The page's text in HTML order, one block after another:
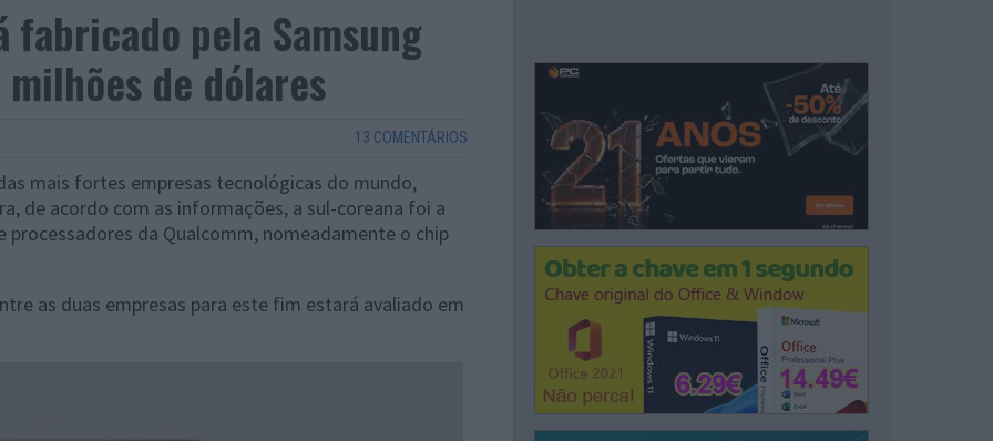
fabricado pela Samsung
de dólares
13 COMENTÁRIOS
mais fortes empresas tecnológicas do mundo,
de acordo com as informações, a sul-coreana foi a
processadores da Qualcomm, nomeadamente o chip
as duas empresas para este fim estará avaliado em